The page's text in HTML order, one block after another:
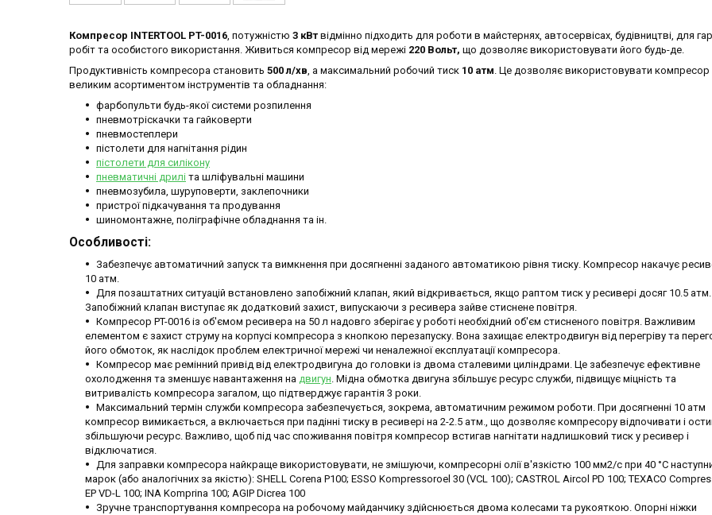
Компресор INTERTOOL PT-0016, потужністю 3 кВт відмінно підходить для роботи в майстернях, автосервісах, будівництві, для
робіт та особистого використання. Живиться компресор від мережі 220 Вольт, що дозволяє використовувати його будь-де.
Продуктивність компресора становить 500 л/хв, а максимальний робочий тиск 10 атм. Це дозволяє використовувати компресор
великим асортиментом інструментів та обладнання:
фарбопульти будь-якої системи розпилення
пневмотріскачки та гайковерти
пневмостеплери
пістолети для нагнітання рідин
пістолети для силікону
пневматичні дрилі та шліфувальні машини
пневмозубила, шуруповерти, заклепочники
пристрої підкачування та продування
шиномонтажне, поліграфічне обладнання та ін.
Особливості:
Забезпечує автоматичний запуск та вимкнення при досягненні заданого автоматикою рівня тиску. Компресор накачує
10 атм.
Для позаштатних ситуацій встановлено запобіжний клапан, який відкривається, якщо раптом тиск у ресивері досяг 10.5 атм.
Запобіжний клапан виступає як додатковий захист, випускаючи з ресивера зайве стиснене повітря.
Компресор PT-0016 із об'ємом ресивера на 50 л надовго зберігає у роботі необхідний об'єм стисненого повітря. Важливим
елементом є захист струму на корпусі компресора з кнопкою перезапуску. Вона захищає електродвигун від перегріву та
його обмоток, як наслідок проблем електричної мережі чи неналежної експлуатації компресора.
Компресор має ремінний привід від електродвигуна до головки із двома сталевими циліндрами. Це забезпечує ефективне
охолодження та зменшує навантаження на двигун. Мідна обмотка двигуна збільшує ресурс служби, підвищує міцність та
витривалість компресора загалом, що підтверджує гарантія 3 роки.
Максимальний термін служби компресора забезпечується, зокрема, автоматичним режимом роботи. При досягненні 10 атм
компресор вимикається, а включається при падінні тиску в ресивері на 2-2.5 атм., що дозволяє компресору відпочивати і
збільшуючи ресурс. Важливо, щоб під час споживання повітря компресор встигав нагнітати надлишковий тиск у ресивер і
відключатися.
Для заправки компресора найкраще використовувати, не змішуючи, компресорні олії в'язкістю 100 мм2/с при 40 °C
марок (або аналогічних за якістю): SHELL Corena P100; ESSO Kompressoroel 30 (VCL 100); CASTROL Aircol PD 100; TEXACO
EP VD-L 100; INA Komprina 100; AGIP Dicrea 100
Зручне транспортування компресора на робочому майданчику здійснюється двома колесами та рукояткою. Опорні ніжки